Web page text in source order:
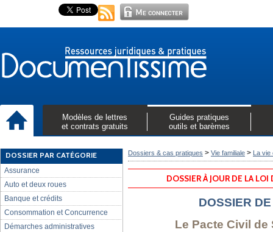
Modèles de lettres
et contrats gratuits
Guides pratiques
outils et barèmes
DOSSIER PAR CATÉGORIE
Assurance
Auto et deux roues
Banque et crédits
Consommation et Concurrence
Démarches administratives
Dossiers & cas pratiques > Vie familiale > La vie
DOSSIER À JOUR DE LA
DOSSIER
Le Pacte Civil de